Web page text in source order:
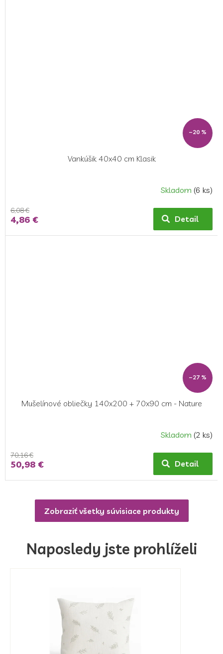
–20 %
Vankúšik 40x40 cm Klasik
Skladom (6 ks)
6,08 €
4,86 € Detail
–27 %
Mušelínové obliečky 140x200 + 70x90 cm - Nature
Skladom (2 ks)
70,16 €
50,98 € Detail
Zobraziť všetky súvisiace produkty
Naposledy jste prohlíželi